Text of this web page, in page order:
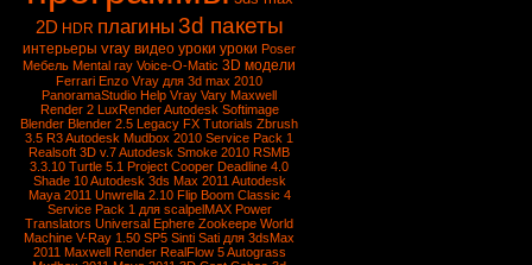
2D HDR плагины 3d пакеты
интерьеры vray видео уроки уроки Poser
Мебель Mental ray Voice-O-Matic 3D модели
Ferrari Enzo Vray для 3d max 2010
PanoramaStudio Help Vray Vary Maxwell
Render 2 LuxRenderAutodesk Softimage
Blender Blender 2.5 Legacy FX Tutorials Zbrush
3.5 R3 Autodesk Mudbox 2010 Service Pack 1
Realsoft 3D v.7 Autodesk Smoke 2010 RSMB
3.3.10 Turtle 5.1 Project Cooper Deadline 4.0
Shade 10Autodesk 3ds Max 2011 Autodesk
Maya 2011 Unwrella 2.10 Flip Boom Classic 4
Service Pack 1 для scalpelMAX Power
Translators Universal Ephere Zookeepe World
Machine V-Ray 1.50 SP5 Sinti Sati для 3dsMax
2011 Maxwell Render RealFlow 5Autograss